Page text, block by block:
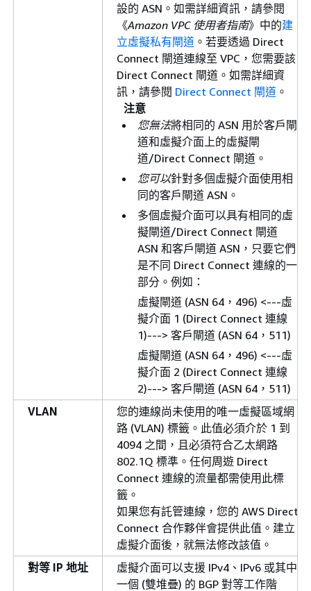
設的 ASN。如需詳細資訊，請參閱
《Amazon VPC 使用者指南》中的建
立虛擬私有閘道 。若要透過 Direct
Connect 閘道連線至 VPC，您需要該
Direct Connect 閘道。如需詳細資
訊，請參閱 Direct Connect 閘道 。
注意
您無法將相同的 ASN 用於客戶閘
道和虛擬介面上的虛擬閘
道/Direct Connect 閘道。
您可以針對多個虛擬介面使用相
同的客戶閘道 ASN。
多個虛擬介面可以具有相同的虛
擬閘道/Direct Connect 閘道
ASN 和客戶閘道 ASN，只要它們
是不同 Direct Connect 連線的一
部分。例如：
虛擬閘道 (ASN 64，496) <---虛
擬介面 1 (Direct Connect 連線
1)---> 客戶閘道 (ASN 64，511)
虛擬閘道 (ASN 64，496) <---虛
擬介面 2 (Direct Connect 連線
2)---> 客戶閘道 (ASN 64，511)
VLAN
您的連線尚未使用的唯一虛擬區域網
路 (VLAN) 標籤。此值必須介於 1 到
4094 之間，且必須符合乙太網路
802.1Q 標準。任何周遊 Direct
Connect 連線的流量都需使用此標
籤。
如果您有託管連線，您的 AWS Direct
Connect 合作夥伴會提供此值。建立
虛擬介面後，就無法修改該值。
對等 IP 地址
虛擬介面可以支援 IPv4、IPv6 或其中
一個 (雙堆疊) 的 BGP 對等工作階